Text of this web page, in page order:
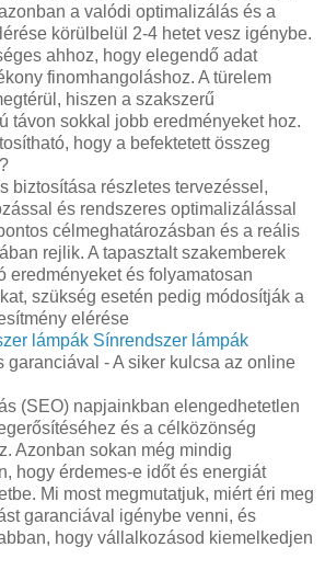
a valódi optimalizálás és a
körülbelül 2-4 hetet vesz igénybe.
ahhoz, hogy elegendő adat
finomhangoláshoz. A türelem
hiszen a szakszerű
távon sokkal jobb eredményeket hoz.
hogy a befektetett összeg
biztosítása részletes tervezéssel,
és rendszeres optimalizálással
célmeghatározásban és a reális
rejlik. A tapasztalt szakemberek
eredményeket és folyamatosan
szükség esetén pedig módosítják a
elérése
lámpák Sínrendszer lámpák
garanciával - A siker kulcsa az online
(SEO) napjainkban elengedhetetlen
és a célközönség
Azonban sokan még mindig
hogy érdemes-e időt és energiát
Mi most megmutatjuk, miért éri meg
garanciával igénybe venni, és
hogy vállalkozásod kiemelkedjen